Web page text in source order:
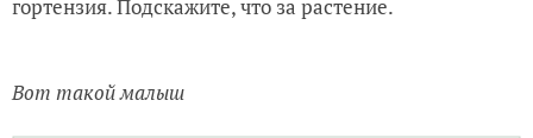
гортензия. Подскажите, что за растение.
Вот такой малыш